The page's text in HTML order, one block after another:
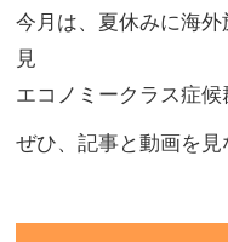
今月は、夏休みに海
見
エコノミークラス症候
ぜひ、記事と動画を見